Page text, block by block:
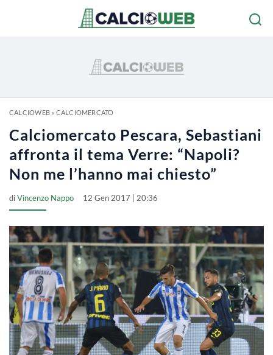
CALCIOWEB» CALCIOMERCATO
Calciomercato Pescara, Sebastiani
affronta il tema Verre: “Napoli?
Non me l’hanno mai chiesto”
diVincenzo Nappo 12 Gen 2017 | 20:36